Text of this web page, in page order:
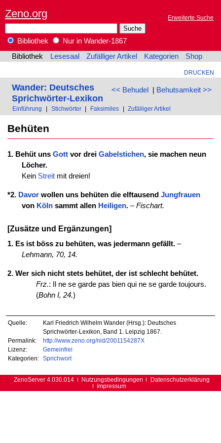
Zeno.org Erweiterte Suche
Bibliothek
Nur in Wander-1867
Bibliothek
Lesesaal Zufälliger Artikel Kategorien Shop
DRUCKEN
<< Behudel| Behutsamkeit >>
Wander: Deutsches
Sprichwörter-Lexikon
Einführung Stichwörter Faksimiles Zufälliger Artikel
Behüten
1. Behüt uns Gottvor drei Gabelstichen, sie machen neun
Löcher.
Kein Streitmit dreien!
*2. Davorwollen uns behüten die elftausend Jungfrauen
von Kölnsammt allen Heiligen.–Fischart.
[Zusätze und Ergänzungen]
1. Es ist böss zu behüten, was jedermann gefällt.–
Lehmann, 70, 14.
2. Wer sich nicht stets behütet, der ist schlecht behütet.
Frz.: Il ne se garde pas bien qui ne se garde toujours.
(Bohn I, 24.)
Quelle:
Karl Friedrich Wilhelm Wander (Hrsg.): Deutsches
Sprichwörter-Lexikon, Band 1. Leipzig 1867.
Permalink:
http://www.zeno.org/nid/2001154287X
Lizenz:
Gemeinfrei
Kategorien:
Sprichwort
ZenoServer 4.030.014 Nutzungsbedingungen
Datenschutzerklärung
Impressum